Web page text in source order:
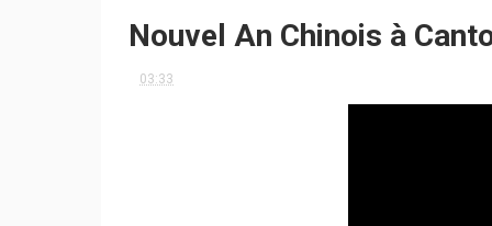
Nouvel An Chinois à
03:33